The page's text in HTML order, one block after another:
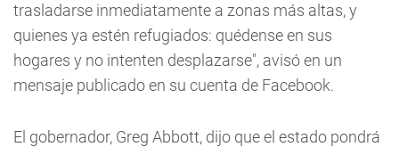
trasladarse inmediatamente a zonas más altas, y
quienes ya estén refugiados: quédense en sus
hogares y no intenten desplazarse", avisó en un
mensaje publicado en su cuenta de Facebook.
El gobernador, Greg Abbott, dijo que el estado pondrá